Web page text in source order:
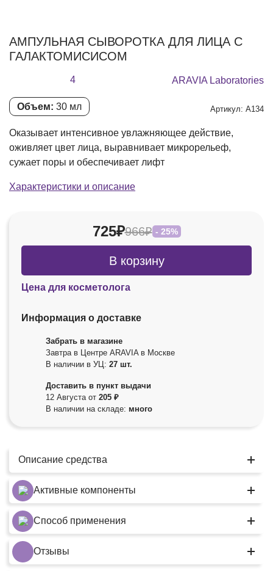
АМПУЛЬНАЯ СЫВОРОТКА ДЛЯ ЛИЦА С
ГАЛАКТОМИСИСОМ
4 ARAVIA Laboratories
Объем: 30 мл Артикул: А134
Оказывает интенсивное увлажняющее действие,
оживляет цвет лица, выравнивает микрорельеф,
сужает поры и обеспечивает лифт
Характеристики и описание
725₽966₽ - 25%
В корзину
Цена для косметолога
Информация о доставке
Забрать в магазине
Завтра в Центре ARAVIA в Москве
В наличии в УЦ: 27 шт.
Доставить в пункт выдачи
12 Августа от 205 ₽
В наличии на складе: много
Описание средства
Активные компоненты
Способ применения
Отзывы